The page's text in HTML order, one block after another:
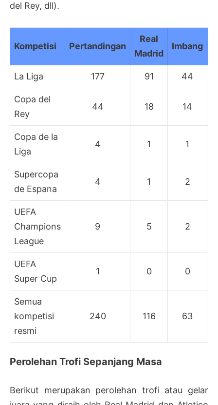
del Rey, dll).
Kompetisi Pertandingan
Real
Madrid
Imbang
La Liga 177 91 44
Copa del
Rey
44 18 14
Copa de la
Liga
4 1 1
Supercopa
de Espana
4 1 2
UEFA
Champions
League
9 5 2
UEFA
Super Cup
1 0 0
Semua
kompetisi
resmi
240 116 63
Perolehan Trofi Sepanjang Masa
Berikut merupakan perolehan trofi atau gelar